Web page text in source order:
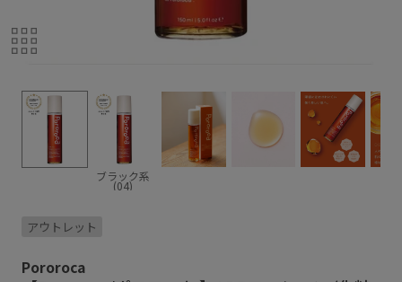
ブラック系
(04)
アウトレット
Pororoca